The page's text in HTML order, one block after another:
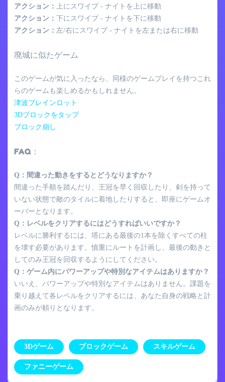
アクション：
上にスワイプ - ナイトを上に移動
アクション： 下にスワイプ - ナイトを下に移動
アクション： 左/右にスワイプ - ナイトを左または右に移動
廃城に似たゲーム
このゲームが気に入ったなら、同様のゲームプレイを持つこれ
らのゲームも楽しめるかもしれません。
津波ブレインロット
3Dブロックをタップ
ブロック崩し
FAQ：
Q：間違った動きをするとどうなりますか？
間違った手順を踏んだり、王冠を早く回収したり、剣を持って
いない状態で敵のタイルに着地したりすると、即座にゲームオ
ーバーとなります。
Q：レベルをクリアするにはどうすればいいですか？
レベルに勝利するには、塔にある最後の1本を除くすべての柱
を壊す必要があります。慎重にルートを計画し、最後の動きと
してのみ王冠を回収するようにしてください。
Q：ゲーム内にパワーアップや特別なアイテムはありますか？
いいえ、パワーアップや特別なアイテムはありません。課題を
乗り越えて各レベルをクリアするには、あなた自身の戦略と計
画のみが頼りとなります。
3Dゲーム ブロックゲーム スキルゲーム
ファニーゲーム